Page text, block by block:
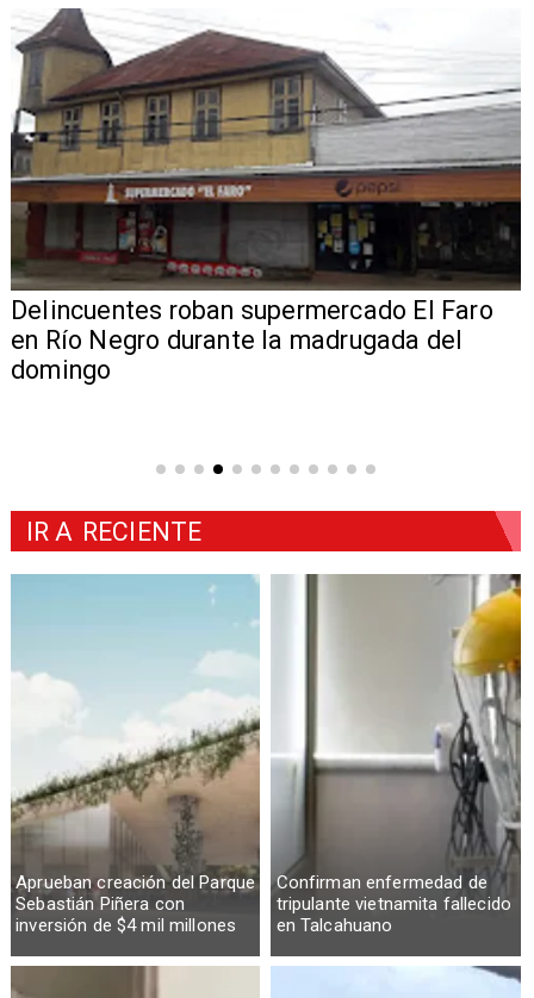
Delincuentes roban supermercado El Faro
en Río Negro durante la madrugada del
domingo
Aprueban creación del Parque
Sebastián Piñera con
inversión de $4 mil millones
Confirman enfermedad de
tripulante vietnamita fallecido
en Talcahuano
IR A RECIENTE